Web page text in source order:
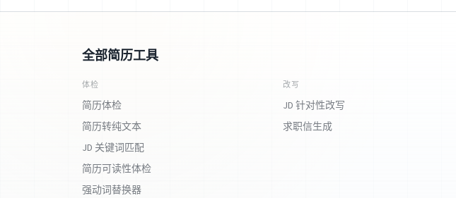
全部简历工具
体检
简历体检
简历转纯文本
JD 关键词匹配
简历可读性体检
强动词替换器
改写
JD 针对性改写
求职信生成